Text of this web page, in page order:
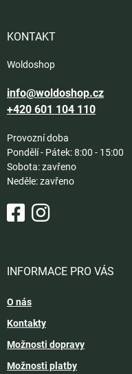
KONTAKT
Woldoshop
info@woldoshop.cz
+420 601 104 110
Provozní doba
Pondělí - Pátek: 8:00 - 15:00
Sobota: zavřeno
Neděle: zavřeno
INFORMACE PRO VÁS
O nás
Kontakty
Možnosti dopravy
Možnosti platby